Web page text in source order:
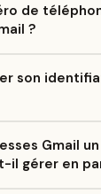
de
?
son
Gmail
il gérer en